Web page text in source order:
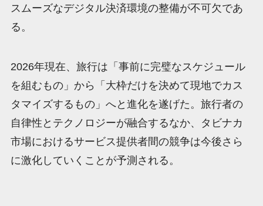
スムーズなデジタル決済環境の整備が不可欠であ
る。
2026年現在、旅行は「事前に完璧なスケジュール
を組むもの」から「大枠だけを決めて現地でカス
タマイズするもの」へと進化を遂げた。旅行者の
自律性とテクノロジーが融合するなか、タビナカ
市場におけるサービス提供者間の競争は今後さら
に激化していくことが予測される。